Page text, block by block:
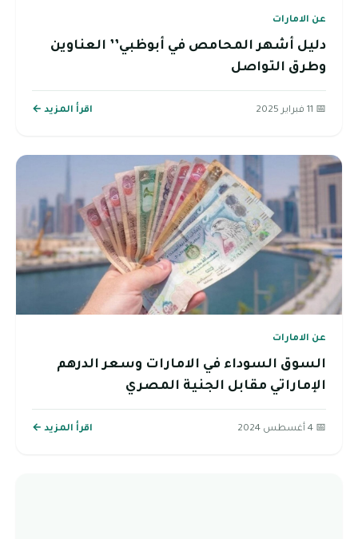
عن الامارات
دليل أشهر المحامص في أبوظبي’’ العناوين
وطرق التواصل
📅 11 فبراير 2025 اقرأ المزيد ←
عن الامارات
السوق السوداء في الامارات وسعر الدرهم
الإماراتي مقابل الجنية المصري
📅 4 أغسطس 2024 اقرأ المزيد ←